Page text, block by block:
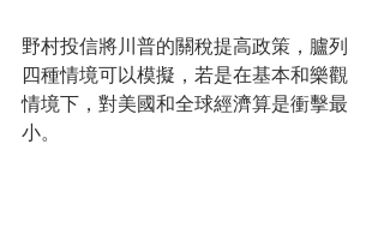
野村投信將川普的關稅提高政策，臚列
四種情境可以模擬，若是在基本和樂觀
情境下，對美國和全球經濟算是衝擊最
小。